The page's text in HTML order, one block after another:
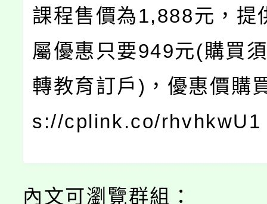
課程售價為1,888元，提
屬優惠只要949元(購買
轉教育訂戶)，優惠價購
s://cplink.co/rhvhkwU1
內文可瀏覽群組：